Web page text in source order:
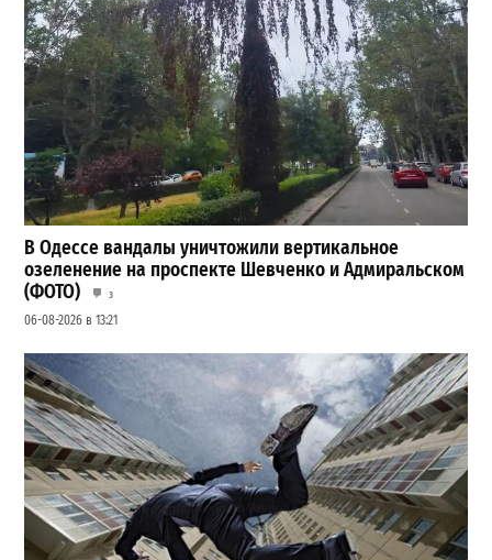
В Одессе вандалы уничтожили вертикальное
озеленение на проспекте Шевченко и Адмиральском
(ФОТО)
3
06-08-2026 в 13:21